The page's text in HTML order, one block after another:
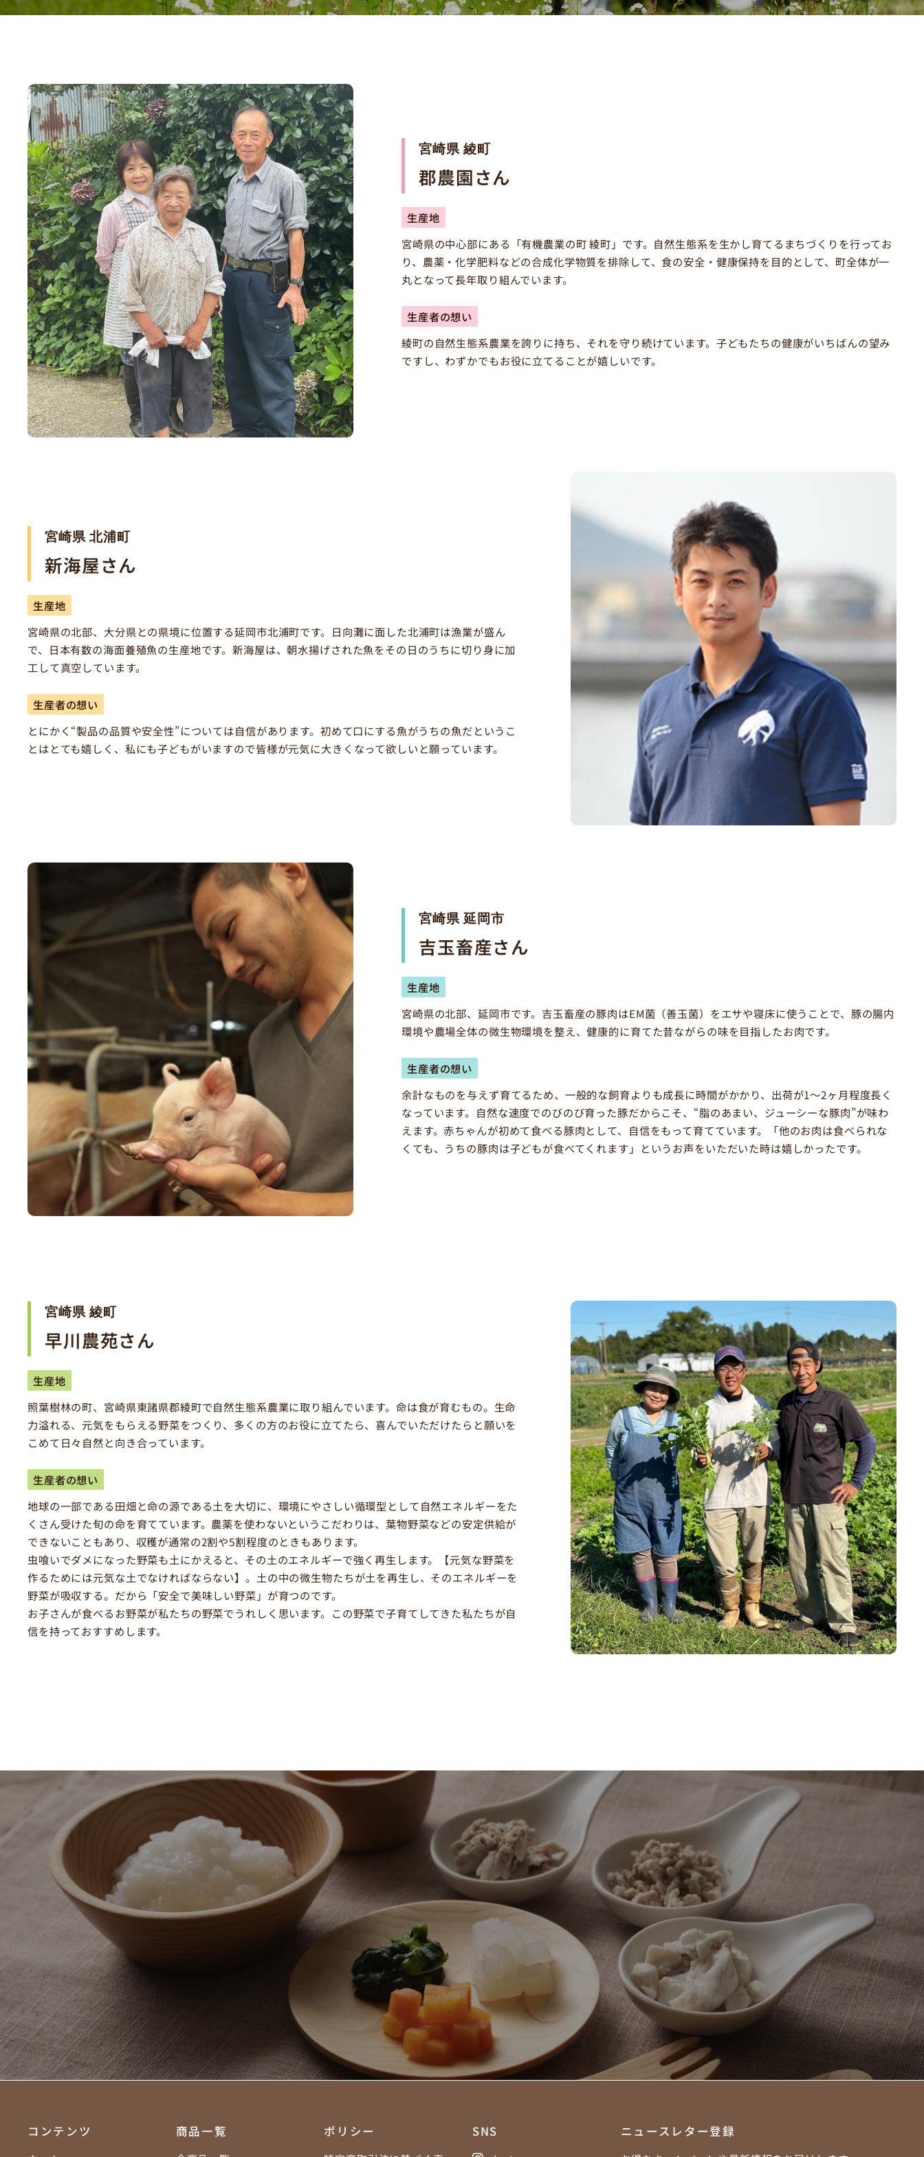
宮崎県 綾町
郡農園さん
生産地
宮崎県の中心部にある「有機農業の町 綾町」です。自然生態系を生かし育てるまちづくりを行ってお
り、農薬・化学肥料などの合成化学物質を排除して、食の安全・健康保持を目的として、町全体が一
丸となって長年取り組んでいます。
生産者の想い
綾町の自然生態系農業を誇りに持ち、それを守り続けています。子どもたちの健康がいちばんの望み
ですし、わずかでもお役に立てることが嬉しいです。
宮崎県 北浦町
新海屋さん
生産地
宮崎県の北部、大分県との県境に位置する延岡市北浦町です。日向灘に面した北浦町は漁業が盛ん
で、日本有数の海面養殖魚の生産地です。新海屋は、朝水揚げされた魚をその日のうちに切り身に加
工して真空しています。
生産者の想い
とにかく“製品の品質や安全性”については自信があります。初めて口にする魚がうちの魚だというこ
とはとても嬉しく、私にも子どもがいますので皆様が元気に大きくなって欲しいと願っています。
宮崎県 延岡市
吉玉畜産さん
生産地
宮崎県の北部、延岡市です。吉玉畜産の豚肉はEM菌（善玉菌）をエサや寝床に使うことで、豚の腸内
環境や農場全体の微生物環境を整え、健康的に育てた昔ながらの味を目指したお肉です。
生産者の想い
余計なものを与えず育てるため、一般的な飼育よりも成長に時間がかかり、出荷が1〜2ヶ月程度長く
なっています。自然な速度でのびのび育った豚だからこそ、“脂のあまい、ジューシーな豚肉”が味わ
えます。赤ちゃんが初めて食べる豚肉として、自信をもって育てています。「他のお肉は食べられな
くても、うちの豚肉は子どもが食べてくれます」というお声をいただいた時は嬉しかったです。
宮崎県 綾町
早川農苑さん
生産地
照葉樹林の町、宮崎県東諸県郡綾町で自然生態系農業に取り組んでいます。命は食が育むもの。生命
力溢れる、元気をもらえる野菜をつくり、多くの方のお役に立てたら、喜んでいただけたらと願いを
こめて日々自然と向き合っています。
生産者の想い
地球の一部である田畑と命の源である土を大切に、環境にやさしい循環型として自然エネルギーをた
くさん受けた旬の命を育てています。農薬を使わないというこだわりは、葉物野菜などの安定供給が
できないこともあり、収穫が通常の2割や5割程度のときもあります。
虫喰いでダメになった野菜も土にかえると、その土のエネルギーで強く再生します。【元気な野菜を
作るためには元気な土でなければならない】。土の中の微生物たちが土を再生し、そのエネルギーを
野菜が吸収する。だから「安全で美味しい野菜」が育つのです。
お子さんが食べるお野菜が私たちの野菜でうれしく思います。この野菜で子育てしてきた私たちが自
信を持っておすすめします。
ひよりの和ごはんの離乳食を始めてみませんか？
つくる不安より、届く安心を。
ひよりの和ごはんは、赤ちゃんの月齢に合わせて、最適な離乳食をお届けします。
コンテンツ 商品一覧 ポリシー SNS ニュースレター登録